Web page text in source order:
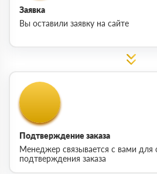
Заявка
Вы оставили заявку на сайте
Подтверждение заказа
Менеджер связывается с вами для
подтверждения заказа